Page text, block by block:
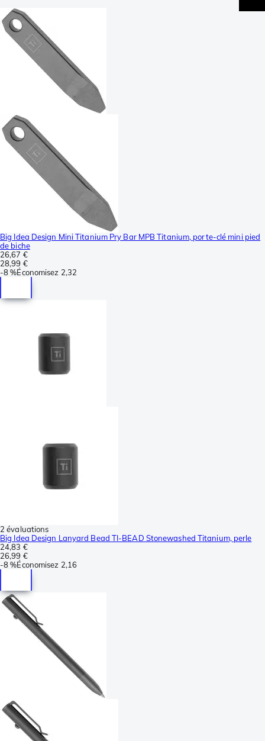
Big Idea Design Mini Titanium Pry Bar MPB Titanium, porte-clé mini pied
de biche
26,67 €
28,99 €
-8 %Économisez 2,32
2 évaluations
Big Idea Design Lanyard Bead TI-BEAD Stonewashed Titanium, perle
24,83 €
26,99 €
-8 %Économisez 2,16